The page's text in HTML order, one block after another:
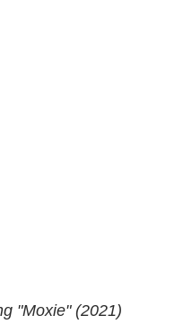
"Moxie" (2021)